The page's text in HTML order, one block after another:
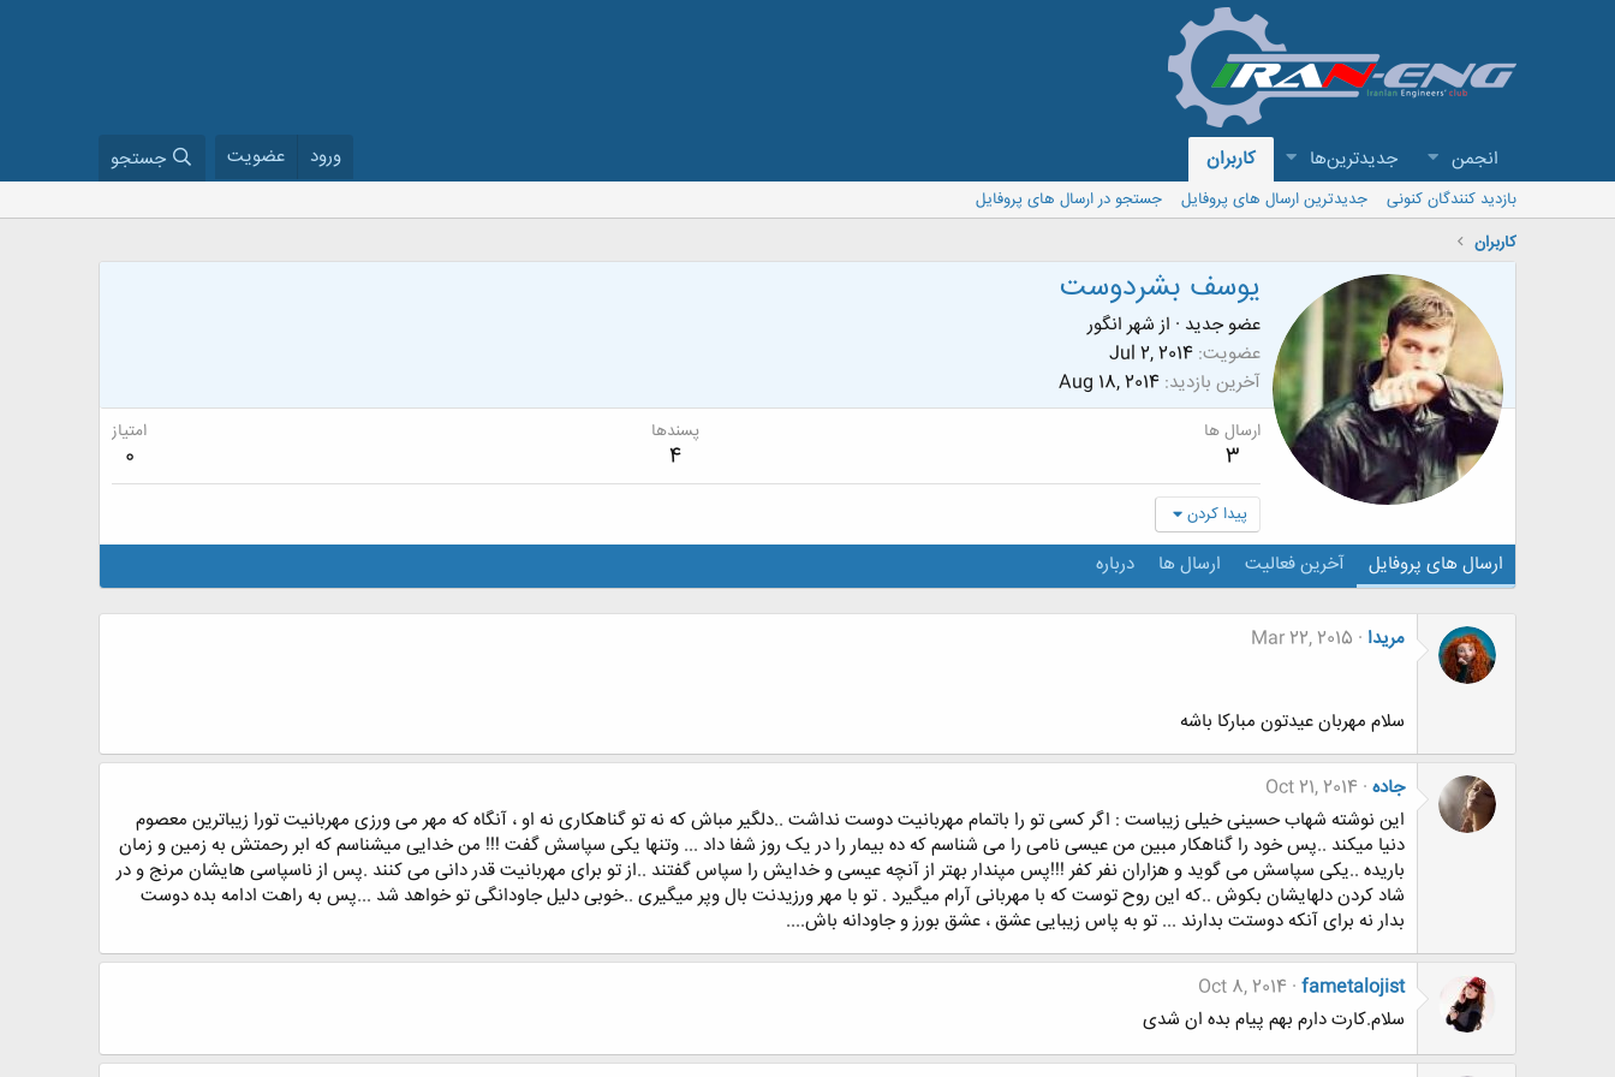
انجمن جدیدترین‌ها کاربران ورود عضویت جستجو
بازدید کنندگان کنونی جدیدترین ارسال های پروفایل
جستجو در ارسال های پروفایل
کاربران
یوسف بشردوست
عضو جدید · از شهر انگور
عضویت Jul 2, 2014
آخرین بازدید Aug 18, 2014
ارسال ها
3
پسندها
4
امتیاز
0
پیدا کردن
ارسال های پروفایل آخرین فعالیت ارسال ها درباره
مریدا Mar 22, 2015
سلام مهربان عیدتون مبارکا باشه
جاده Oct 21, 2014
این نوشته شهاب حسینی خیلی زیباست : اگر کسی تو را باتمام مهربانیت دوست نداشت ..دلگیر مباش که نه تو گناهکاری نه او ، آنگاه که مهر می ورزی مهربانیت تورا زیباترین معصوم
دنیا میکند ..پس خود را گناهکار مبین من عیسی نامی را می شناسم که ده بیمار را در یک روز شفا داد ... وتنها یکی سپاسش گفت !!! من خدایی میشناسم که ابر رحمتش به زمین و زمان
باریده ..یکی سپاسش می گوید و هزاران نفر کفر !!!پس مپندار بهتر از آنچه عیسی و خدایش را سپاس گفتند ..از تو برای مهربانیت قدر دانی می کنند .پس از ناسپاسی هایشان مرنج و در
شاد کردن دلهایشان بکوش ..که این روح توست که با مهربانی آرام میگیرد . تو با مهر ورزیدنت بال وپر میگیری ..خوبی دلیل جاودانگی تو خواهد شد ...پس به راهت ادامه بده دوست
بدار نه برای آنکه دوستت بدارند ... تو به پاس زیبایی عشق ، عشق بورز و جاودانه باش....
fametalojist
Oct 8, 2014
سلام.کارت دارم بهم پیام بده ان شدی